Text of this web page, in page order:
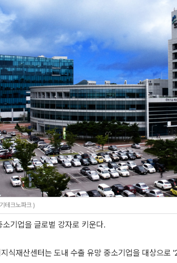
테크노파크 )
기업을 글로벌 강자로 키운다.
식재산센터는 도내 수출 유망 중소기업을 대상으